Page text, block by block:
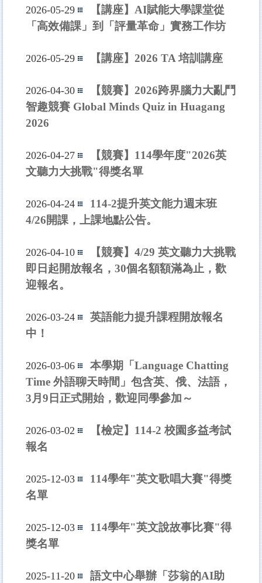
2026-05-29
【講座】AI賦能大學課堂從
「高效備課」到「評量革命」實務工作坊
2026-05-29 【講座】2026 TA 培訓講座
2026-04-30
【競賽】2026跨界腦力大亂鬥
智趣競賽 Global Minds Quiz in Huagang
2026
2026-04-27
【競賽】114學年度"2026英
文聽力大挑戰"得獎名單
2026-04-24
114-2提升英文能力週末班
4/26開課，上課地點公告。
2026-04-10
【競賽】4/29 英文聽力大挑戰
即日起開放報名，30個名額額滿為止，歡
迎報名。
2026-03-24
英語能力提升課程開放報名
中！
2026-03-06
本學期「Language Chatting
Time 外語聊天時間」包含英、俄、法語，
3月9日正式開始，歡迎同學參加～
2026-03-02
【檢定】114-2 校園多益考試
報名
2025-12-03
114學年"英文歌唱大賽"得獎
名單
2025-12-03
114學年"英文說故事比賽"得
獎名單
2025-11-20
語文中心舉辦「莎翁的AI助